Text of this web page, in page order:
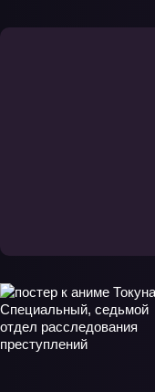
война» Фильм-1